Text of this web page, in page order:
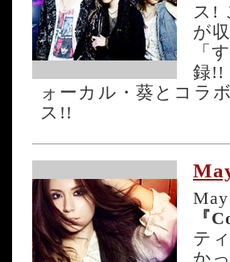
ス!
が
「
録!!
ォーカル・葵とコラ
ス!!
『
テ